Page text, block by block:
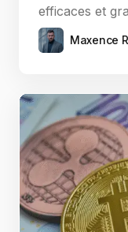
efficaces et
Maxence